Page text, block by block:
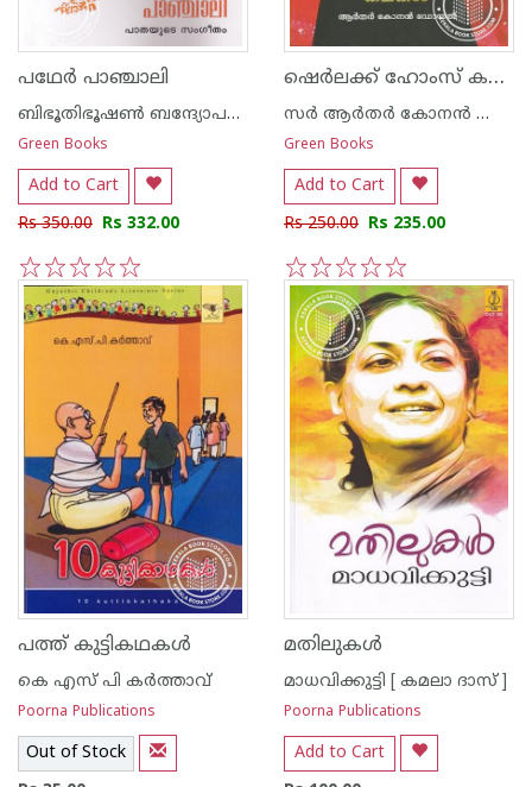
പഥേര്‍ പാഞ്ചാലി
ബിഭൂതിഭൂഷണ്‍ ബന്ദ്യോപദ്ധ്യായ
Green Books
Add to Cart
Rs 350.00 Rs 332.00
5
4
3
2
1
ഷെര്‍ലക്ക് ഹോംസ് കഥകള്‍
സര്‍ ആര്‍തര്‍ കോനന്‍ ഡോയല്‍
Green Books
Add to Cart
Rs 250.00 Rs 235.00
5
4
3
2
1
പത്ത് കുട്ടികഥകള്‍
കെ എസ് പി കര്‍ത്താവ്
Poorna Publications
Out of Stock
മതിലുകള്‍
മാധവിക്കുട്ടി [ കമലാ ദാസ് ]
Poorna Publications
Add to Cart